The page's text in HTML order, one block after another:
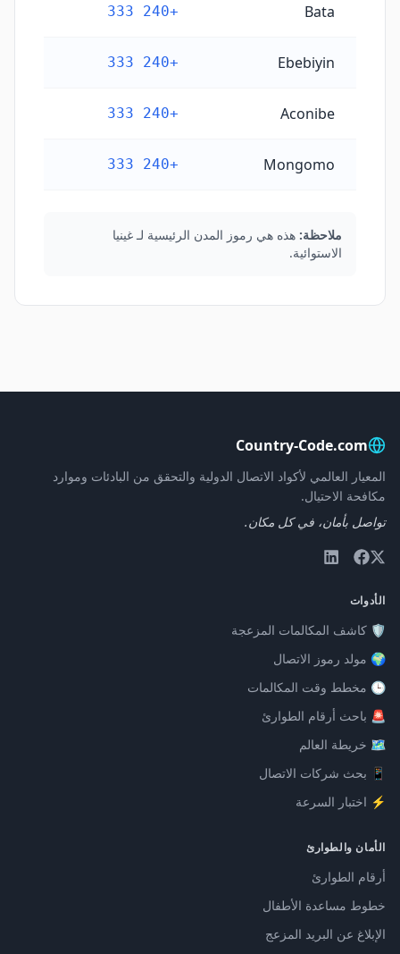
Bata
+240 333
Ebebiyin
+240 333
Aconibe
+240 333
Mongomo
+240 333
ملاحظة: هذه هي رموز المدن الرئيسية لـ غينيا
الاستوائية.
Country-Code.com
المعيار العالمي لأكواد الاتصال الدولية والتحقق من البادئات وموارد
مكافحة الاحتيال.
تواصل بأمان، في كل مكان.
الأدوات
🛡️ كاشف المكالمات المزعجة
🌍 مولد رموز الاتصال
🕒 مخطط وقت المكالمات
🚨 باحث أرقام الطوارئ
🗺️ خريطة العالم
📱 بحث شركات الاتصال
⚡ اختبار السرعة
الأمان والطوارئ
أرقام الطوارئ
خطوط مساعدة الأطفال
الإبلاغ عن البريد المزعج